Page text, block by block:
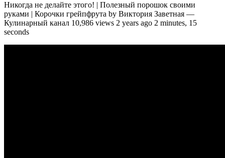
Никогда не делайте этого! | Полезный порошок своими
руками | Корочки грейпфрута by Виктория Заветная —
Кулинарный канал 10,986 views 2 years ago 2 minutes, 15
seconds